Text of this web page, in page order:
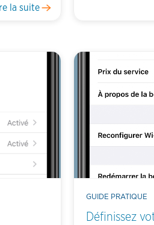
la suite
GUIDE PRATIQUE
Définissez